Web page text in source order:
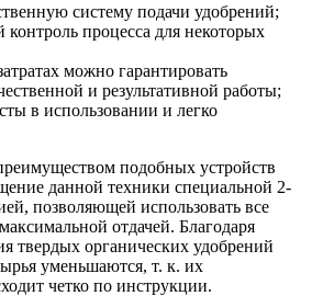
систему подачи удобрений;
контроль процесса для некоторых
можно гарантировать
и результативной работы;
в использовании и легко
подобных устройств
данной техники специальной 2-
позволяющей использовать все
отдачей. Благодаря
твердых органических удобрений
уменьшаются, т. к. их
четко по инструкции.